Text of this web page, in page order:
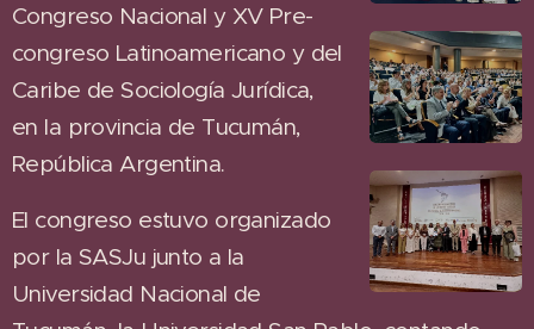
Congreso Nacional y XV Pre-
congreso Latinoamericano y del
Caribe de Sociología Jurídica,
en la provincia de Tucumán,
República Argentina.
El congreso estuvo organizado
por la SASJu junto a la
Universidad Nacional de